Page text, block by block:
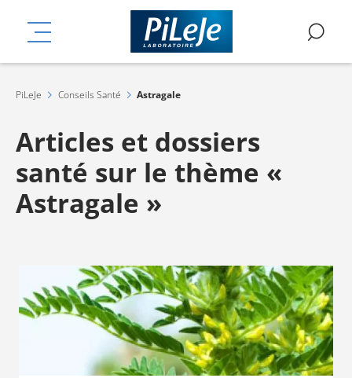
MENU
PiLeJe Conseils Santé Astragale
Articles et dossiers
santé sur le thème «
Astragale »